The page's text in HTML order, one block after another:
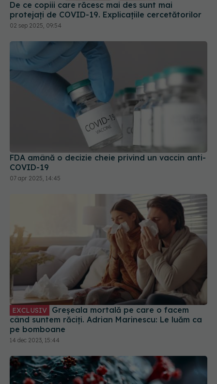
FDA amână o decizie cheie privind un vaccin anti-
EXCLUSIV Greșeala mortală pe care o facem
când suntem răciți. Adrian Marinescu: Le luăm ca
pe bomboane
14 dec 2023, 15:44